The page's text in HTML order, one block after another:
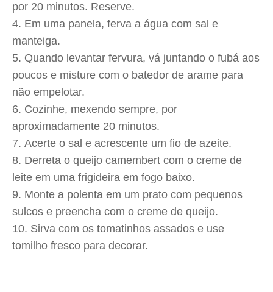
por 20 minutos. Reserve.
Em uma panela, ferva a água com sal e
manteiga.
Quando levantar fervura, vá juntando o fubá aos
poucos e misture com o batedor de arame para
não empelotar.
Cozinhe, mexendo sempre, por
aproximadamente 20 minutos.
Acerte o sal e acrescente um fio de azeite.
Derreta o queijo camembert com o creme de
leite em uma frigideira em fogo baixo.
Monte a polenta em um prato com pequenos
sulcos e preencha com o creme de queijo.
Sirva com os tomatinhos assados e use
tomilho fresco para decorar.